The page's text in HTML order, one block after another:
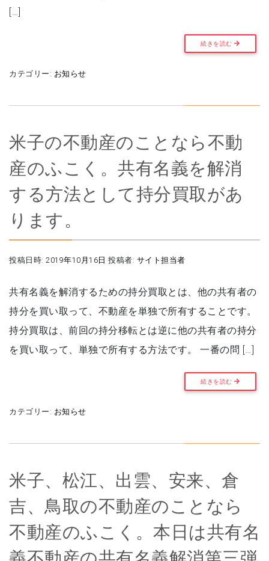
[…]
続きを読む
カテゴリー: お知らせ
米子の不動産のことなら不動
産のふこく。共有名義を解消
する方法として持分買取があ
ります。
投稿日時: 2019年10月16日 投稿者: サイト担当者
共有名義を解消するための持分買取とは、他の共有者の
持分を買い取って、不動産を単独で所有することです。
持分買取は、前回の持分移転とは逆に他の共有者の持分
を買い取って、単独で所有する方法です。 一番の問 […]
続きを読む
カテゴリー: お知らせ
米子、松江、出雲、安来、倉
吉、鳥取の不動産のことなら
不動産のふこく。本日は共有名